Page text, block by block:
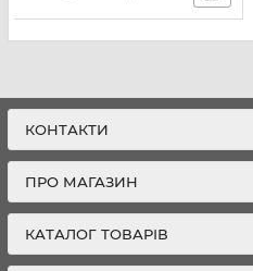
КОНТАКТИ
ПРО МАГАЗИН
КАТАЛОГ ТОВАРІВ